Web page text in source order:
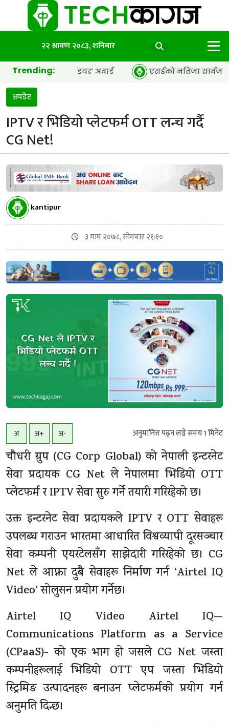
२२ श्रावण २०८३, शनिबार
Trending:
अफ द इयर’ अवार्ड एसईको नतिजा सार्वजनिक, ६५.९८
अपडेट
IPTV र भिडियो प्लेटफर्म OTT लन्च गर्दै
CG Net!
kantipur
३ माघ २०७८, सोमबार २१:१०
अ अ+ अ- अनुमानित्त पढ्न लग्ने समय1मिनेट
चौधरी ग्रुप (CG Corp Global) को नेपाली इन्टरनेट
सेवा प्रदायक CG Net ले नेपालमा भिडियो OTT
प्लेटफर्म र IPTV सेवा सुरु गर्ने तयारी गरिरहेको छ।
उक्त इन्टरनेट सेवा प्रदायकले IPTV र OTT सेवाहरू
उपलब्ध गराउन भारतमा आधारित विश्वव्यापी दूरसञ्चार
सेवा कम्पनी एयरटेलसँग साझेदारी गरिरहेको छ। CG
Net ले आफ्ना दुबै सेवाहरू निर्माण गर्न ‘Airtel IQ
Video’ सोलुसन प्रयोग गर्नेछ।
Airtel IQ Video Airtel IQ—
Communications Platform as a Service
(CPaaS)- को एक भाग हो जसले CG Net जस्ता
कम्पनीहरूलाई भिडियो OTT एप जस्ता भिडियो
स्ट्रिमिङ उत्पादनहरू बनाउन प्लेटफर्मको प्रयोग गर्न
अनुमति दिन्छ।